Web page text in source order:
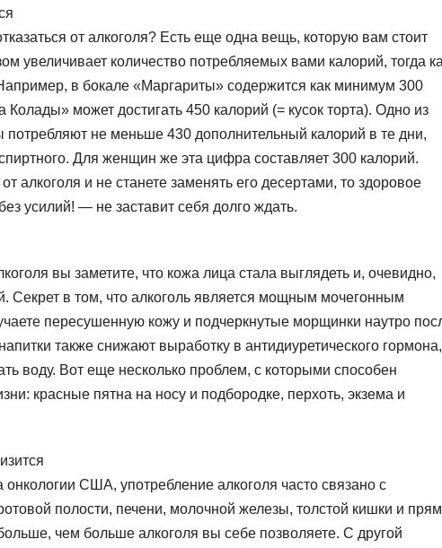
от алкоголя? Есть еще одна вещь, которую вам стоит
увеличивает количество потребляемых вами калорий, тогда
в бокале «Маргариты» содержится как минимум 300
может достигать 450 калорий (= кусок торта). Одно из
потребляют не меньше 430 дополнительный калорий в те дни,
Для женщин же эта цифра составляет 300 калорий.
алкоголя и не станете заменять его десертами, то здоровое
усилий! — не заставит себя долго ждать.
вы заметите, что кожа лица стала выглядеть и, очевидно,
Секрет в том, что алкоголь является мощным мочегонным
пересушенную кожу и подчеркнутые морщинки наутро
также снижают выработку в антидиуретического гормона,
воду. Вот еще несколько проблем, с которыми способен
красные пятна на носу и подбородке, перхоть, экзема и
США, употребление алкоголя часто связано с
полости, печени, молочной железы, толстой кишки и
чем больше алкоголя вы себе позволяете. С другой